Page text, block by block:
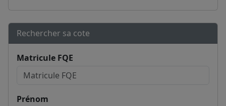
Rechercher sa cote
Matricule FQE
Prénom